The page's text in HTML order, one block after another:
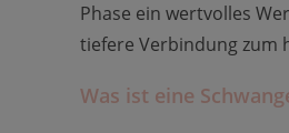
Phase ein wertvolles
tiefere Verbindung zum
Was ist eine